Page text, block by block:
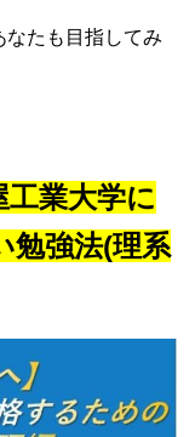
たも目指してみ
工業大学に
勉強法(理系